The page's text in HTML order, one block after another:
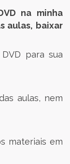
na minha
aulas, baixar
para sua
aulas, nem
materiais em